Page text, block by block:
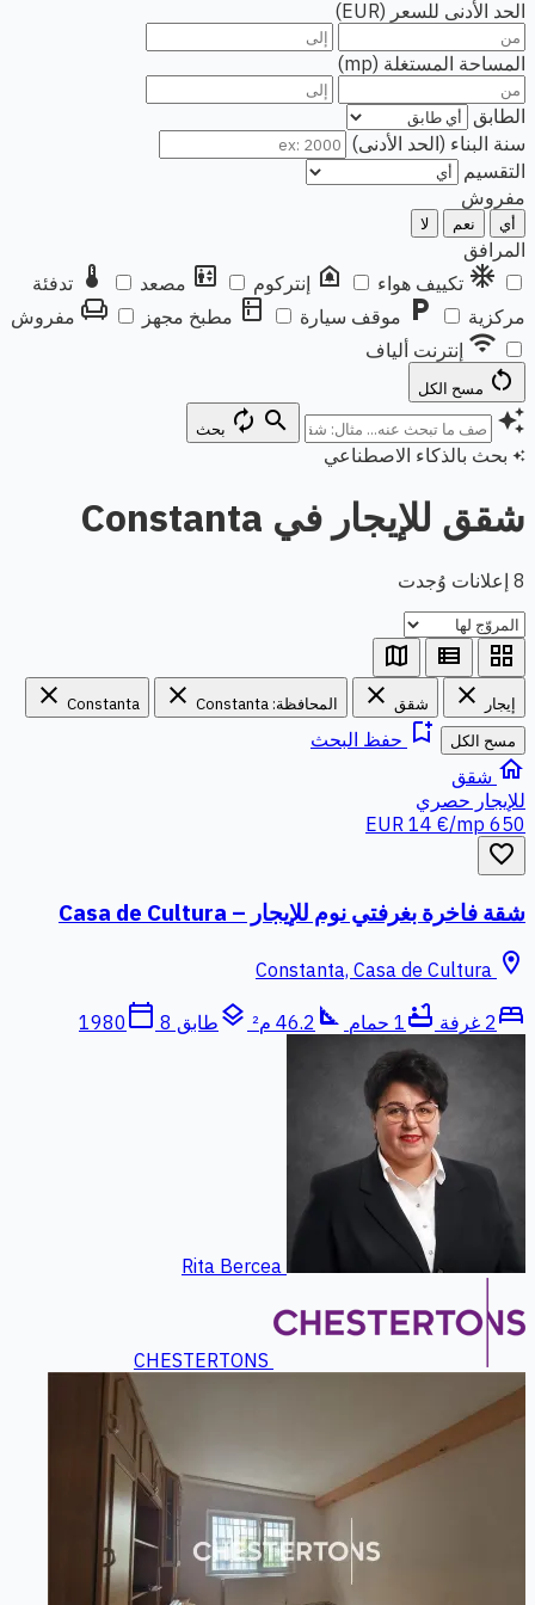
الحد الأدنى للسعر (EUR)
المساحة المستغلة (mp)
الطابق
سنة البناء (الحد الأدنى)
التقسيم
مفروش
أي نعم لا
المرافق
ac_unit تكييف هواء doorbell إنتركوم elevator مصعد thermostat تدفئة
مركزية
local_parking موقف سيارة kitchen مطبخ مجهز chair مفروش
wifi إنترنت ألياف
restart_alt
auto_awesome
search
autorenew بحث
auto_awesome بحث بالذكاء الاصطناعي
شقق للإيجار في Constanta
8 إعلانات وُجدت
grid_view
view_list
map
إيجار close شقق close المحافظة: Constanta close
Constanta
close
مسح الكل bookmark_add حفظ البحث
home شقق
للإيجار حصري
650 EUR
14 €/mp
favorite_border
شقة فاخرة بغرفتي نوم للإيجار – Casa de Cultura
location_on
bed2 غرفة bathtub 1 حمام square_foot 46.2 م² layers طابق 8 calendar_today
1980
Rita Bercea
CHESTERTONS